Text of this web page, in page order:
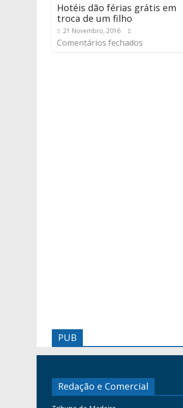
Hotéis dão férias grátis em
troca de um filho
21 Novembro, 2016
Comentários fechados
PUB
Redação e Comercial